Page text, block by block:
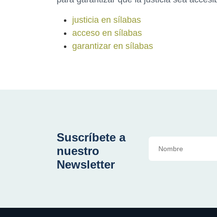
justicia en sílabas
acceso en sílabas
garantizar en sílabas
Suscríbete a
nuestro
Newsletter